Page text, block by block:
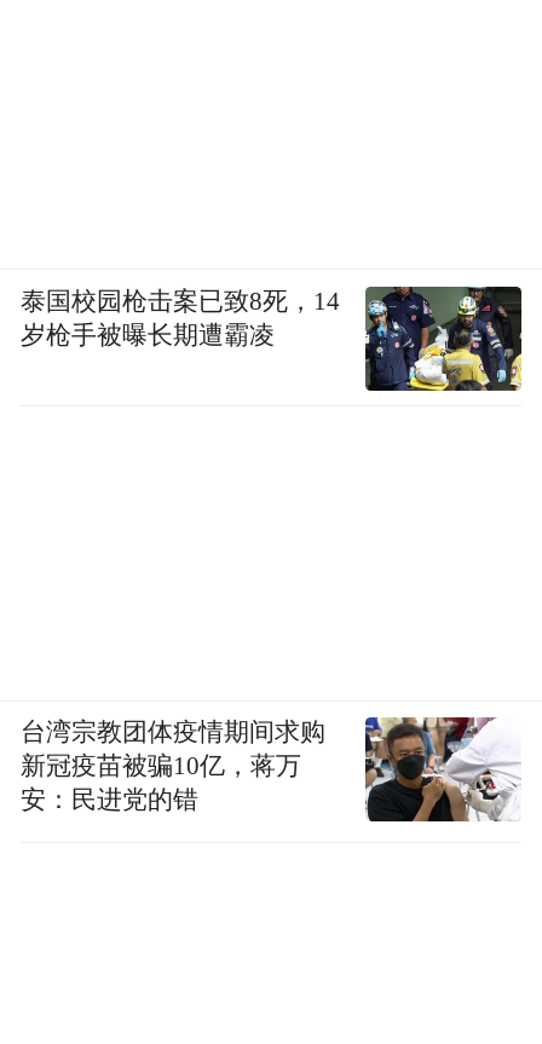
泰国校园枪击案已致8死，14
岁枪手被曝长期遭霸凌
台湾宗教团体疫情期间求购
新冠疫苗被骗10亿，蒋万
安：民进党的错